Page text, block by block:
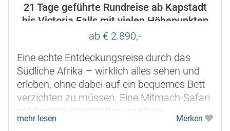
21 Tage geführte Rundreise ab Kapstadt
bis Victoria Falls mit vielen Höhepunkten
des Südlichen Afrikas
ab € 2.890,-
Eine echte Entdeckungsreise durch das
Südliche Afrika – wirklich alles sehen und
erleben, ohne dabei auf ein bequemes Bett
verzichten zu müssen. Eine Mitmach-Safari
mit festen Unterkünften zu einem
vernünftigen Preis. Ein...
mehr lesen Merken